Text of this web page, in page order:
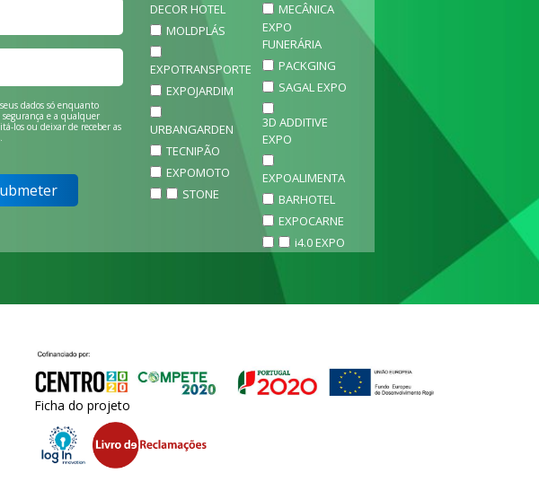
dados só enquanto
segurança e a qualquer
los ou deixar de receber as
DECOR HOTEL
MOLDPLÁS
EXPOTRANSPORTE
EXPOJARDIM
URBANGARDEN
TECNIPÃO
EXPOMOTO
STONE
MECÂNICA
EXPO
FUNERÁRIA
PACKGING
SAGAL EXPO
3D ADDITIVE
EXPO
EXPOALIMENTA
BARHOTEL
EXPOCARNE
i4.0 EXPO
Ficha do projeto